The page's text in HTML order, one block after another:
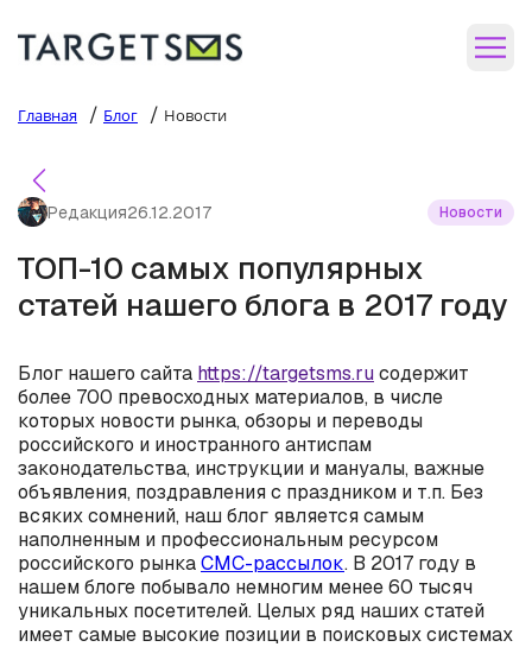
Главная / Блог / Новости
Редакция26.12.2017 Новости
ТОП-10 самых популярных
статей нашего блога в 2017 году
Блог нашего сайта https://targetsms.ruсодержит
более 700 превосходных материалов, в числе
которых новости рынка, обзоры и переводы
российского и иностранного антиспам
законодательства, инструкции и мануалы, важные
объявления, поздравления с праздником и т.п. Без
всяких сомнений, наш блог является самым
наполненным и профессиональным ресурсом
российского рынкаСМС-рассылок. В 2017 году в
нашем блоге побывало немногим менее 60 тысяч
уникальных посетителей. Целых ряд наших статей
имеет самые высокие позиции в поисковых системах